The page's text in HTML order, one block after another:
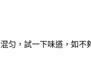
匀，試一下味道，如不